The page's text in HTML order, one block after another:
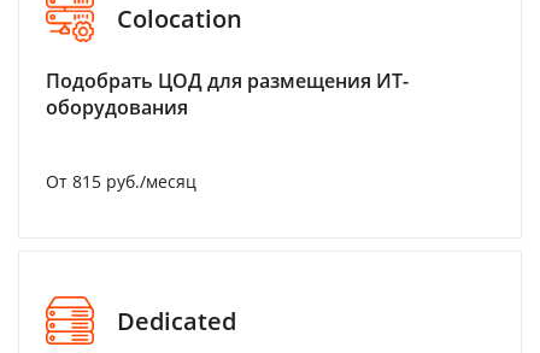
Colocation
Подобрать ЦОД для размещения ИТ-
оборудования
От 815 руб./месяц
Dedicated